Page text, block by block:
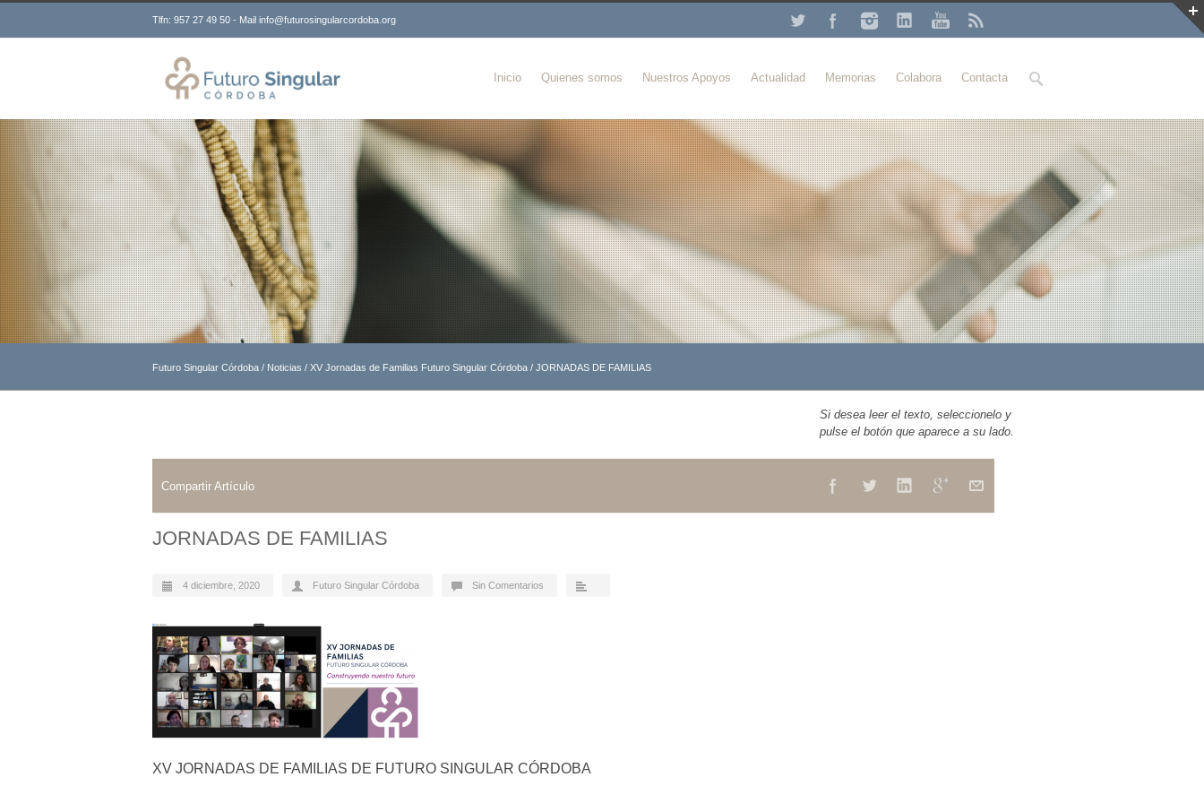
Tlfn: 957 27 49 50 - Mail info@futurosingularcordoba.org
Buscar
Inicio Quienes somos Nuestros Apoyos Actualidad Memorias Colabora Contacta
Futuro Singular Córdoba / Noticias / XV Jornadas de Familias Futuro Singular Córdoba / JORNADAS DE FAMILIAS
Si desea leer el texto, seleccionelo y
pulse el botón que aparece a su lado.
Compartir Artículo
JORNADAS DE FAMILIAS
4 diciembre, 2020 Futuro Singular Córdoba Sin Comentarios
XV JORNADAS DE FAMILIAS DE FUTURO SINGULAR CÓRDOBA